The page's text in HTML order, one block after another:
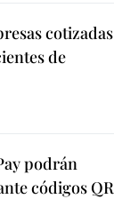
cotizadas
de
podrán
códigos QR